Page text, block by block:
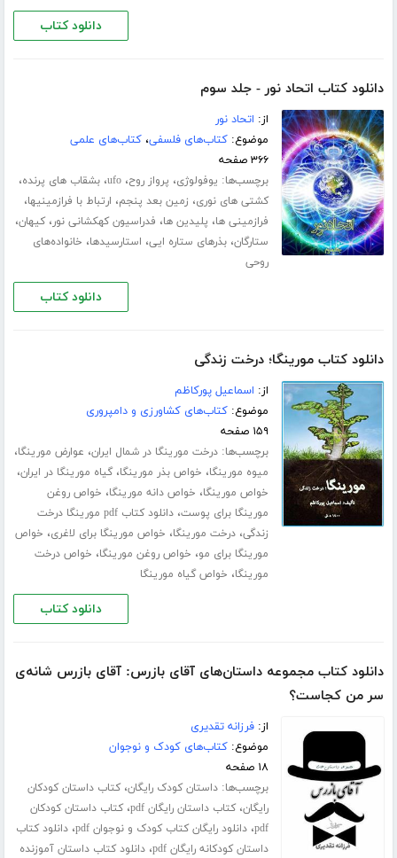
دانلود کتاب
دانلود کتاب اتحاد نور - جلد سوم
از: اتحاد نور
موضوع:کتاب‌های فلسفی،کتاب‌های علمی
۳۶۶ صفحه
برچسب‌ها: یوفولوژی، پرواز روح،ufo،بشقاب های پرنده،
کشتی های نوری، زمین بعد پنجم، ارتباط با فرازمینیها،
فرازمینی ها، پلیدین ها، فدراسیون کهکشانی نور،کیهان،
ستارگان،بذرهای ستاره ایی، استارسیدها، خانواده‌های
روحی
دانلود کتاب
دانلود کتاب مورینگا؛ درخت زندگی
از: اسماعیل پورکاظم
موضوع:کتاب‌های کشاورزی و دامپروری
۱۵۹ صفحه
برچسب‌ها:درخت مورینگا در شمال ایران، عوارض مورینگا،
میوه مورینگا، خواص بذر مورینگا،گیاه مورینگا در ایران،
خواص مورینگا، خواص دانه مورینگا، خواص روغن
مورینگا برای پوست،
دانلود کتاب pdf مورینگا درخت
زندگی،درخت مورینگا، خواص مورینگا برای لاغری، خواص
مورینگا برای مو، خواص روغن مورینگا، خواص درخت
مورینگا، خواص گیاه مورینگا
دانلود کتاب
دانلود کتاب مجموعه داستان‌های آقای بازرس: آقای بازرس شانه‌ی
سر من کجاست؟
از:فرزانه تقدیری
موضوع:کتاب‌های کودک و نوجوان
۱۸ صفحه
برچسب‌ها:داستان کودک رایگان،کتاب داستان کودکان
رایگان،کتاب داستان رایگان pdf ،کتاب داستان کودکان
pdf،دانلود رایگان کتاب کودک و نوجوان pdf ،دانلود کتاب
داستان کودکانه رایگان pdf
،دانلود کتاب داستان آموزنده